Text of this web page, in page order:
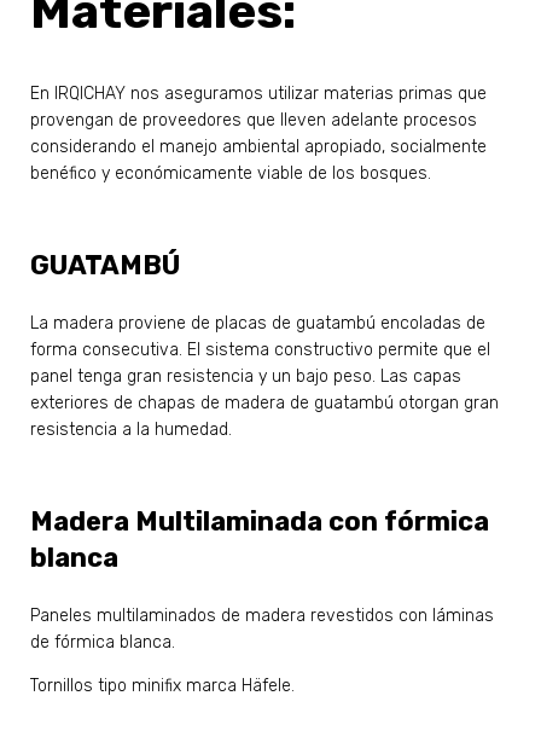
Materiales:
En IRQICHAY nos aseguramos utilizar materias primas que
provengan de proveedores que lleven adelante procesos
considerando el manejo ambiental apropiado, socialmente
benéfico y económicamente viable de los bosques.
GUATAMBÚ
La madera proviene de placas de guatambú encoladas de
forma consecutiva. El sistema constructivo permite que el
panel tenga gran resistencia y un bajo peso. Las capas
exteriores de chapas de madera de guatambú otorgan gran
resistencia a la humedad.
Madera Multilaminada con fórmica
blanca
Paneles multilaminados de madera revestidos con láminas
de fórmica blanca.
Tornillos tipo minifix marca Häfele.